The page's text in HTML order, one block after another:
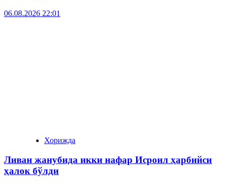
06.08.2026 22:01
Хорижда
Ливан жанубида икки нафар Исроил ҳарбийси
ҳалок бўлди